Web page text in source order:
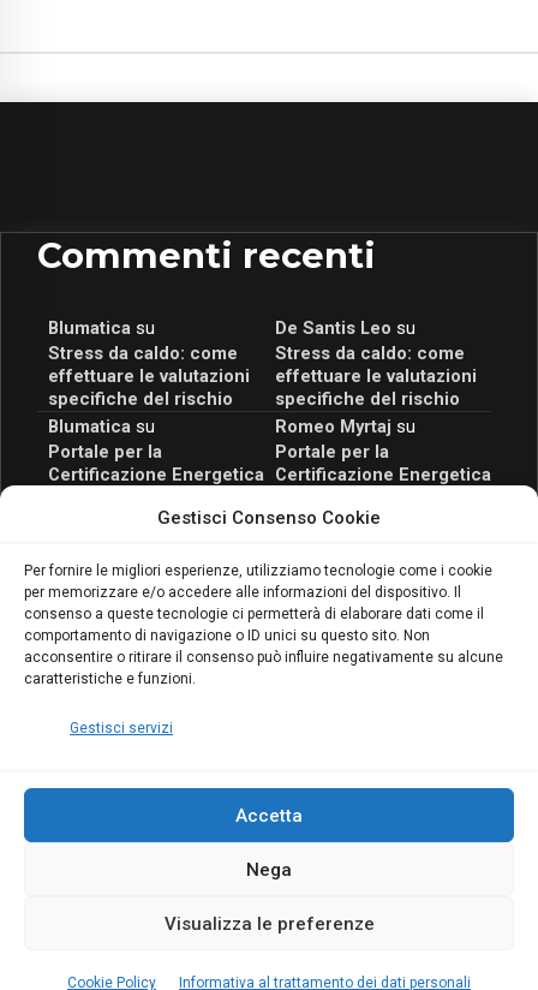
Gestisci Consenso Cookie
Per fornire le migliori esperienze, utilizziamo tecnologie come i cookie
per memorizzare e/o accedere alle informazioni del dispositivo. Il
consenso a queste tecnologie ci permetterà di elaborare dati come il
comportamento di navigazione o ID unici su questo sito. Non
acconsentire o ritirare il consenso può influire negativamente su alcune
caratteristiche e funzioni.
Gestisci servizi
Accetta
Nega
Visualizza le preferenze
Cookie Policy Informativa al trattamento dei dati personali
Commenti recenti
Blumaticasu
Stress da caldo: come
effettuare le valutazioni
specifiche del rischio
De Santis Leo su
Stress da caldo: come
effettuare le valutazioni
specifiche del rischio
Blumaticasu
Portale per la
Certificazione Energetica
scopri il Corso Blumatica
Romeo Myrtaj su
Portale per la
Certificazione Energetica
scopri il Corso Blumatica
Blumaticasu
Coordinatore della
Sicurezza: cosa è
richiesto per abilitazione
e aggiornamento
Copyright Blumatica
MENU